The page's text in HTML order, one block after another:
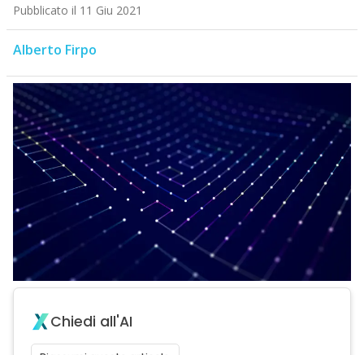
Pubblicato il 11 Giu 2021
Alberto Firpo
Chiedi all'AI